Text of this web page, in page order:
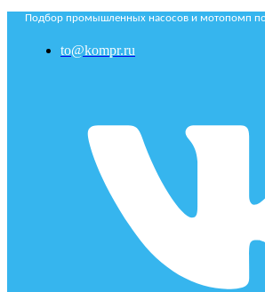
Подбор промышленных насосов и мотопомп
to@kompr.ru